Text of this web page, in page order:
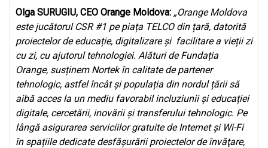
Olga SURUGIU, CEO Orange Moldova: „Orange Moldova
este jucătorul CSR #1 pe piața TELCO din țară, datorită
proiectelor de educație, digitalizare și facilitare a vieții zi
cu zi, cu ajutorul tehnologiei. Alături de Fundația
Orange, susținem Nortek în calitate de partener
tehnologic, astfel încât și populația din nordul țării să
aibă acces la un mediu favorabil incluziunii și educației
digitale, cercetării, inovării şi transferului tehnologic. Pe
lângă asigurarea serviciilor gratuite de Internet și Wi-Fi
în spațiile dedicate desfășurării proiectelor de învăţare,